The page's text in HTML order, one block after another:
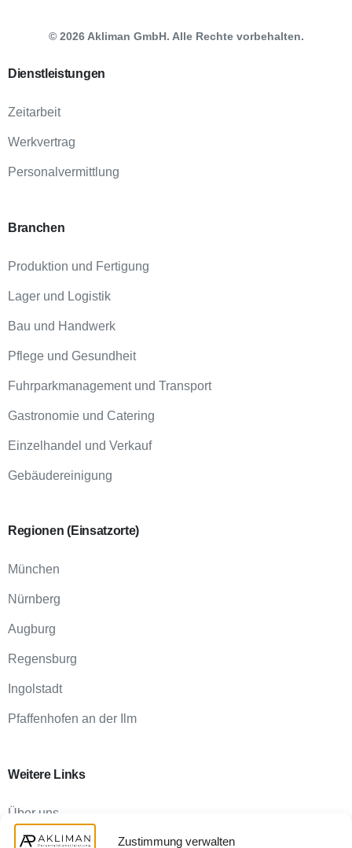
Zustimmung verwalten
© 2026Akliman GmbH. Alle Rechte vorbehalten.
Dienstleistungen
Zeitarbeit
Werkvertrag
Personalvermittlung
Branchen
Produktion und Fertigung
Lager und Logistik
Bau und Handwerk
Pflege und Gesundheit
Fuhrparkmanagement und Transport
Gastronomie und Catering
Einzelhandel und Verkauf
Gebäudereinigung
Regionen (Einsatzorte)
München
Nürnberg
Augburg
Regensburg
Ingolstadt
Pfaffenhofen an der Ilm
Weitere Links
Über uns
FAQ für Unternehmen